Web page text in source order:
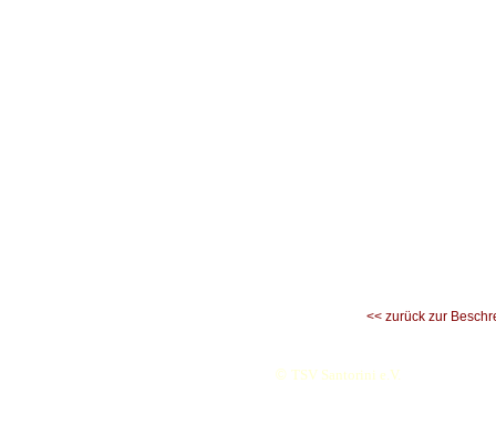
<< zurück zur
© TSV Santorini e.V.